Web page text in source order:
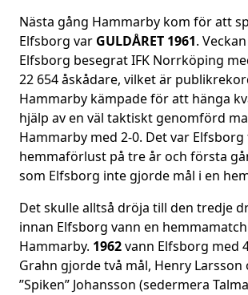
Nästa gång Hammarby kom för att
Elfsborg var GULDÅRET 1961.
Elfsborg besegrat IFK Norrköping
22 654 åskådare, vilket är
Hammarby kämpade för att hänga
hjälp av en väl taktiskt genomförd
Hammarby med 2-0. Det var
hemmaförlust på tre år och första
som Elfsborg inte gjorde mål i en
Det skulle alltså dröja till den tredje
innan Elfsborg vann en
Hammarby. 1962vann Elfsborg med
Grahn gjorde två mål, Henry Larsson
”Spiken” Johansson (sedermera